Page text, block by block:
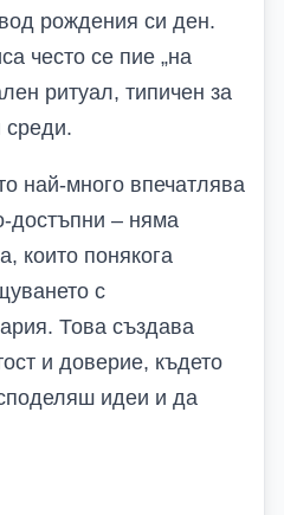
рождения си ден.
често се пие „на
ритуал, типичен за
среди.
най-много впечатлява
достъпни – няма
които понякога
с
Това създава
и доверие, където
идеи и да